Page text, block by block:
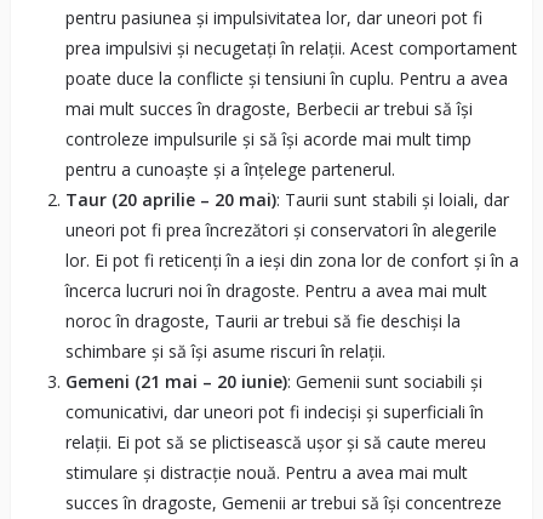
pentru pasiunea și impulsivitatea lor, dar uneori pot fi
prea impulsivi și necugetați în relații. Acest comportament
poate duce la conflicte și tensiuni în cuplu. Pentru a avea
mai mult succes în dragoste, Berbecii ar trebui să își
controleze impulsurile și să își acorde mai mult timp
pentru a cunoaște și a înțelege partenerul.
Taur (20 aprilie – 20 mai): Taurii sunt stabili și loiali, dar
uneori pot fi prea încrezători și conservatori în alegerile
lor. Ei pot fi reticenți în a ieși din zona lor de confort și în a
încerca lucruri noi în dragoste. Pentru a avea mai mult
noroc în dragoste, Taurii ar trebui să fie deschiși la
schimbare și să își asume riscuri în relații.
Gemeni (21 mai – 20 iunie): Gemenii sunt sociabili și
comunicativi, dar uneori pot fi indeciși și superficiali în
relații. Ei pot să se plictisească ușor și să caute mereu
stimulare și distracție nouă. Pentru a avea mai mult
succes în dragoste, Gemenii ar trebui să își concentreze